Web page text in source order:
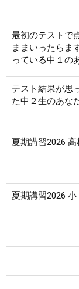
最初のテストで
ままいったらま
っている中１の
テスト結果が思
た中２生のあな
夏期講習2026
夏期講習2026